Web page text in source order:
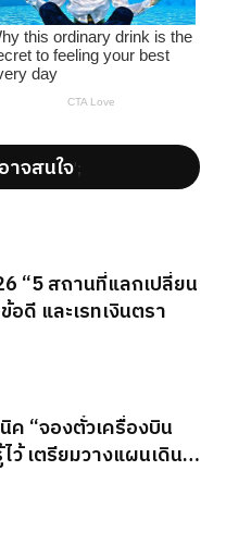
จสนใจ';
“5 สถานที่แลกเปลี่ยน
อดี และเรทเงินตรา
ค “จองตั๋วเครื่องบิน
ว้ เตรียมวางแผนเดิน